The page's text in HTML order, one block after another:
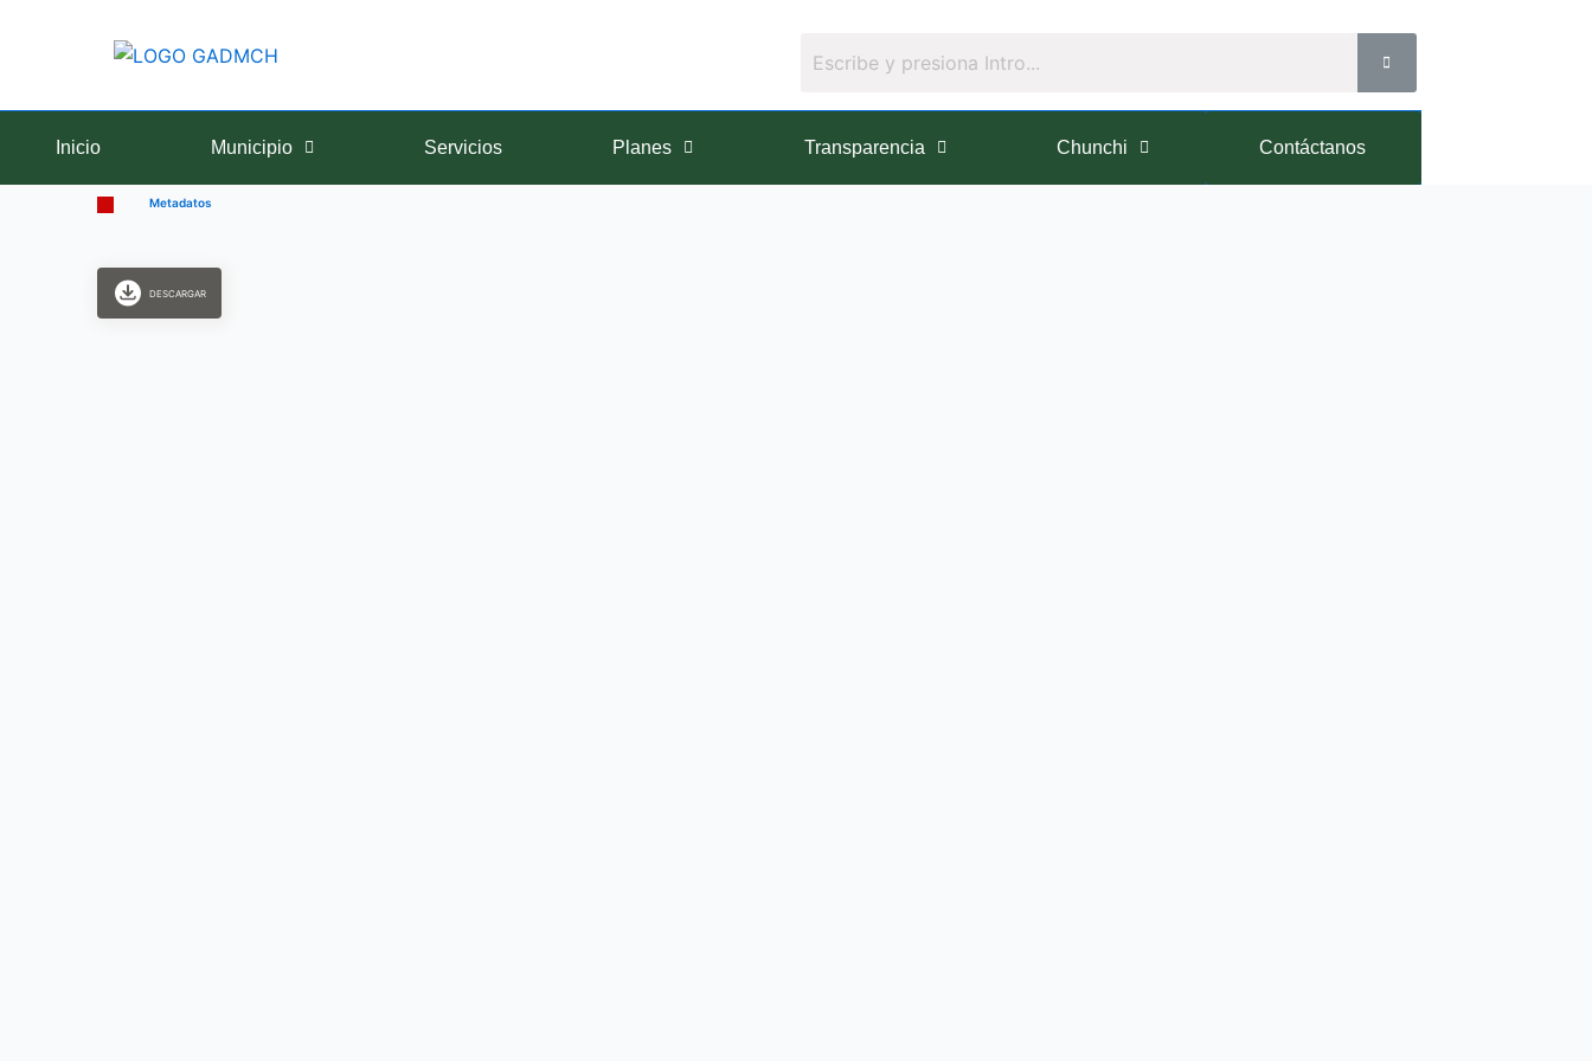
Inicio Municipio Servicios Planes Transparencia Chunchi Contáctanos
Metadatos
DESCARGAR